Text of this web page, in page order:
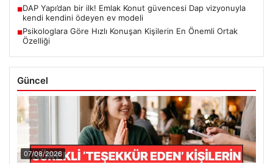
■DAP Yapı’dan bir ilk! Emlak Konut güvencesi Dap vizyonuyla
kendi kendini ödeyen ev modeli
■Psikologlara Göre Hızlı Konuşan Kişilerin En Önemli Ortak
Özelliği
Güncel
07/08/2026